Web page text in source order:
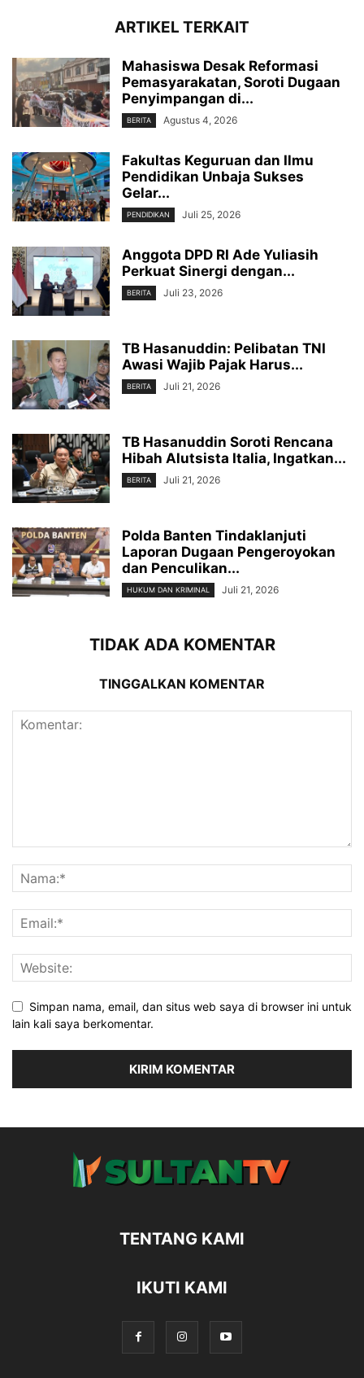
ARTIKEL TERKAIT
Mahasiswa Desak Reformasi
Pemasyarakatan, Soroti Dugaan
Penyimpangan di...
BERITA Agustus 4, 2026
Fakultas Keguruan dan Ilmu
Pendidikan Unbaja Sukses
Gelar...
PENDIDIKAN Juli 25, 2026
Anggota DPD RI Ade Yuliasih
Perkuat Sinergi dengan...
BERITA Juli 23, 2026
TB Hasanuddin: Pelibatan TNI
Awasi Wajib Pajak Harus...
BERITA Juli 21, 2026
TB Hasanuddin Soroti Rencana
Hibah Alutsista Italia, Ingatkan...
BERITA Juli 21, 2026
Polda Banten Tindaklanjuti
Laporan Dugaan Pengeroyokan
dan Penculikan...
HUKUM DAN KRIMINAL Juli 21, 2026
TIDAK ADA KOMENTAR
TINGGALKAN KOMENTAR
Simpan nama, email, dan situs web saya di browser ini untuk
lain kali saya berkomentar.
TENTANG KAMI
IKUTI KAMI